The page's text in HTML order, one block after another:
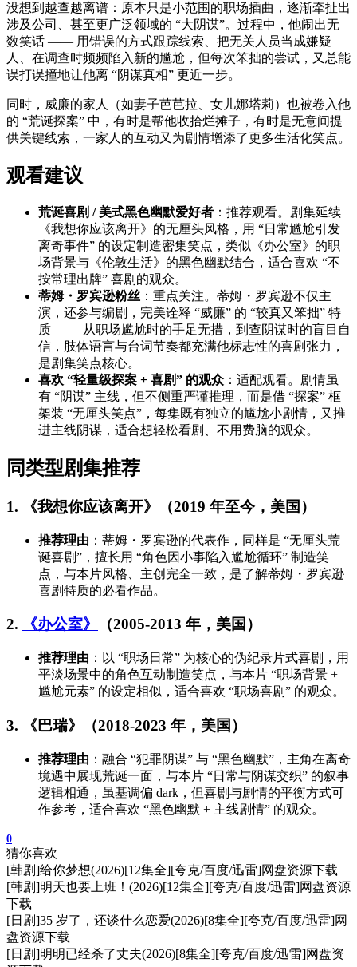
没想到越查越离谱：原本只是小范围的职场插曲，逐渐牵扯出
涉及公司、甚至更广泛领域的 “大阴谋”。过程中，他闹出无
数笑话 —— 用错误的方式跟踪线索、把无关人员当成嫌疑
人、在调查时频频陷入新的尴尬，但每次笨拙的尝试，又总能
误打误撞地让他离 “阴谋真相” 更近一步。
同时，威廉的家人（如妻子芭芭拉、女儿娜塔莉）也被卷入他
的 “荒诞探案” 中，有时是帮他收拾烂摊子，有时是无意间提
供关键线索，一家人的互动又为剧情增添了更多生活化笑点。
观看建议
荒诞喜剧 / 美式黑色幽默爱好者 ：推荐观看。剧集延续
《我想你应该离开》的无厘头风格，用 “日常尴尬引发
离奇事件” 的设定制造密集笑点，类似《办公室》的职
场背景与《伦敦生活》的黑色幽默结合，适合喜欢 “不
按常理出牌” 喜剧的观众。
蒂姆・罗宾逊粉丝 ：重点关注。蒂姆・罗宾逊不仅主
演，还参与编剧，完美诠释 “威廉” 的 “较真又笨拙” 特
质 —— 从职场尴尬时的手足无措，到查阴谋时的盲目自
信，肢体语言与台词节奏都充满他标志性的喜剧张力，
是剧集笑点核心。
喜欢 “轻量级探案 + 喜剧” 的观众 ：适配观看。剧情虽
有 “阴谋” 主线，但不侧重严谨推理，而是借 “探案” 框
架装 “无厘头笑点”，每集既有独立的尴尬小剧情，又推
进主线阴谋，适合想轻松看剧、不用费脑的观众。
同类型剧集推荐
1. 《我想你应该离开》（2019 年至今，美国）
推荐理由 ：蒂姆・罗宾逊的代表作，同样是 “无厘头荒
诞喜剧”，擅长用 “角色因小事陷入尴尬循环” 制造笑
点，与本片风格、主创完全一致，是了解蒂姆・罗宾逊
喜剧特质的必看作品。
2. 《办公室》 （2005-2013 年，美国）
推荐理由 ：以 “职场日常” 为核心的伪纪录片式喜剧，用
平淡场景中的角色互动制造笑点，与本片 “职场背景 +
尴尬元素” 的设定相似，适合喜欢 “职场喜剧” 的观众。
3. 《巴瑞》（2018-2023 年，美国）
推荐理由 ：融合 “犯罪阴谋” 与 “黑色幽默”，主角在离奇
境遇中展现荒诞一面，与本片 “日常与阴谋交织” 的叙事
逻辑相通，虽基调偏 dark，但喜剧与剧情的平衡方式可
作参考，适合喜欢 “黑色幽默 + 主线剧情” 的观众。
0
猜你喜欢
[韩剧]给你梦想(2026)[12集全][夸克/百度/迅雷]网盘资源下载
[韩剧]明天也要上班！(2026)[12集全][夸克/百度/迅雷]网盘资源
下载
[日剧]35 岁了，还谈什么恋爱(2026)[8集全][夸克/百度/迅雷]网
盘资源下载
[日剧]明明已经杀了丈夫(2026)[8集全][夸克/百度/迅雷]网盘资